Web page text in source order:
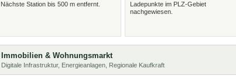
Nächste Station bis 500 m entfernt.
Ladepunkte im PLZ-Gebiet
nachgewiesen.
Immobilien & Wohnungsmarkt
Digitale Infrastruktur, Energieanlagen, Regionale Kaufkraft